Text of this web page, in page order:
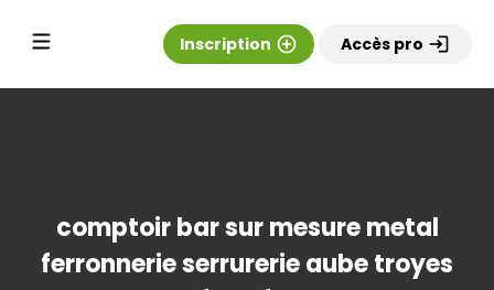
Inscription add_circle_outline Accès pro login
comptoir bar sur mesure metal
ferronnerie serrurerie aube troyes